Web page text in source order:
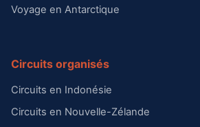
Voyage en Antarctique
Circuits organisés
Circuits en Indonésie
Circuits en Nouvelle-Zélande